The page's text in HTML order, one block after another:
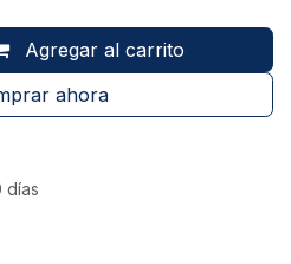
Agregar al carrito
ahora
días